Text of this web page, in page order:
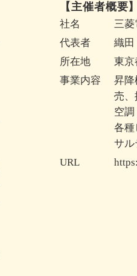
【主催者概要
社名
三菱
代表者
織田
所在地
東京
事業内容
昇降
売、
空
各種
サル
URL